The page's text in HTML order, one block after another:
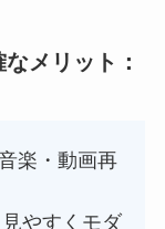
メリット：
楽・動画再
やすくモダ